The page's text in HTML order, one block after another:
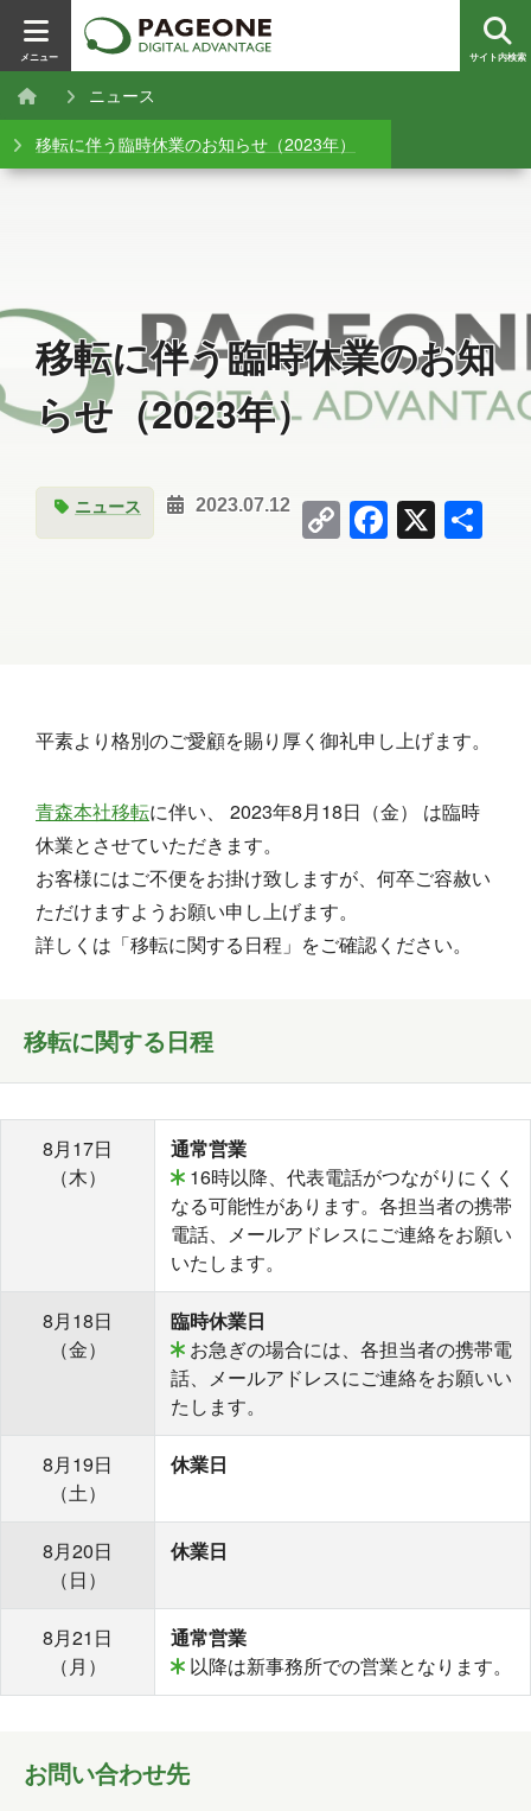
メニュー サイト内検索
ニュース
移転に伴う臨時休業のお知らせ（2023年）
移転に伴う臨時休業のお知
らせ（2023年）
ニュース 2023.07.12 Copy
Link
X
平素より格別のご愛顧を賜り厚く御礼申し上げます。
青森本社移転に伴い、 2023年8月18日（金） は臨時
休業とさせていただきます。
お客様にはご不便をお掛け致しますが、何卒ご容赦い
ただけますようお願い申し上げます。
詳しくは「移転に関する日程」をご確認ください。
移転に関する日程
8月17日
（木）
通常営業
16時以降、代表電話がつながりにくく
なる可能性があります。各担当者の携帯
電話、メールアドレスにご連絡をお願い
いたします。
8月18日
（金）
臨時休業日
お急ぎの場合には、各担当者の携帯電
話、メールアドレスにご連絡をお願いい
たします。
8月19日
（土）
休業日
8月20日
（日）
休業日
8月21日
（月）
通常営業
以降は新事務所での営業となります。
お問い合わせ先